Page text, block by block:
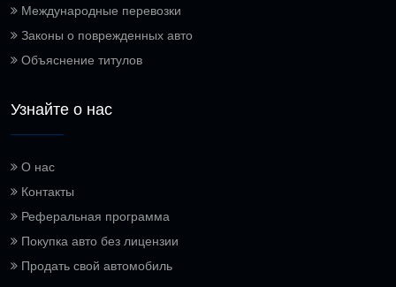
Международные перевозки
Законы о поврежденных авто
Объяснение титулов
Узнайте о нас
О нас
Контакты
Реферальная программа
Покупка авто без лицензии
Продать свой автомобиль